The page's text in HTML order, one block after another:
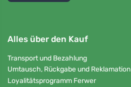
Alles über den Kauf
Transport und Bezahlung
Umtausch, Rückgabe und Reklamation
Loyalitätsprogramm Ferwer